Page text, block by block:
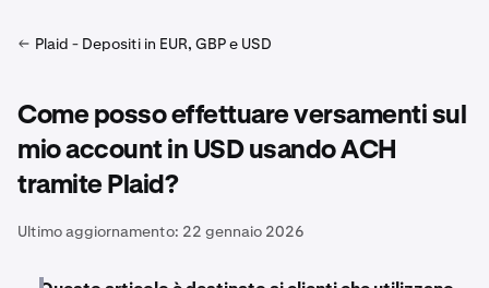
Plaid - Depositi in EUR, GBP e USD
Come posso effettuare versamenti sul
mio account in USD usando ACH
tramite Plaid?
Ultimo aggiornamento: 22 gennaio 2026